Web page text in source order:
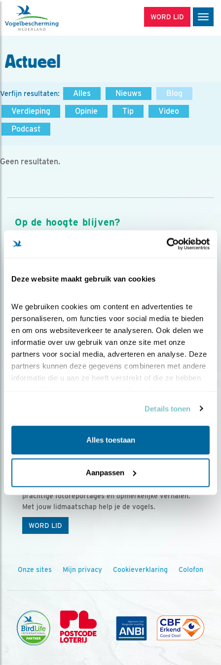
Deze website maakt gebruik van cookies
We gebruiken cookies om content en advertenties te
personaliseren, om functies voor social media te bieden
en om ons websiteverkeer te analyseren. Ook delen we
informatie over uw gebruik van onze site met onze
partners voor social media, adverteren en analyse. Deze
partners kunnen deze gegevens combineren met andere
informatie die u aan ze heeft verstrekt of die ze hebben
Details tonen
Alles toestaan
Aanpassen
WORD LID
Actueel
Verfijn resultaten: Alles Nieuws
Blog
Verdieping
Opinie Tip
Video
Podcast
Geen resultaten.
Op de hoogte blijven?
Meld je aan en ontvang nieuws, inspiratie, acties en tips
over vogels en activiteiten van Vogelbescherming.
Ontvang 5 x Vogels voor € 36,00 per jaar
Vogels is het tijdschrift voor onze leden, met
prachtige fotoreportages en opmerkelijke verhalen.
Met jouw lidmaatschap help je de vogels.
WORD LID
Onze sites Mijn privacy Cookieverklaring Colofon